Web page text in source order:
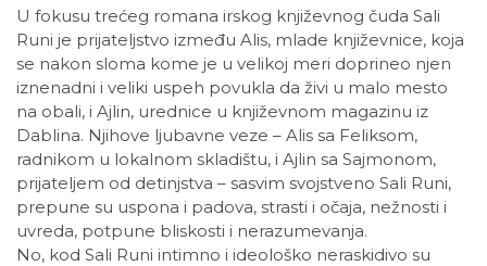
U fokusu trećeg romana irskog književnog čuda Sali
Runi je prijateljstvo između Alis, mlade književnice, koja
se nakon sloma kome je u velikoj meri doprineo njen
iznenadni i veliki uspeh povukla da živi u malo mesto
na obali, i Ajlin, urednice u književnom magazinu iz
Dablina. Njihove ljubavne veze – Alis sa Feliksom,
radnikom u lokalnom skladištu, i Ajlin sa Sajmonom,
prijateljem od detinjstva – sasvim svojstveno Sali Runi,
prepune su uspona i padova, strasti i očaja, nežnosti i
uvreda, potpune bliskosti i nerazumevanja.
No, kod Sali Runi intimno i ideološko neraskidivo su